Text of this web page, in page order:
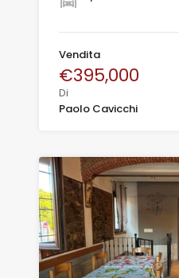
Vendita
€395,000
Di
Paolo Cavicchi